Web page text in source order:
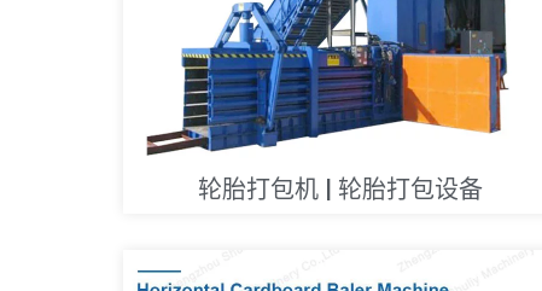
轮胎打包机 | 轮胎打包设备